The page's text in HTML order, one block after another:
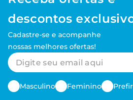
descontos
Cadastre-se e acompanhe
nossas melhores ofertas!
Masculino Feminino